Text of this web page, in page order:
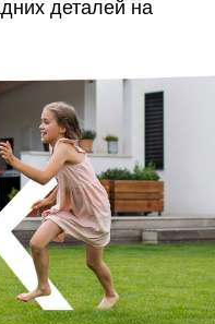
деталей на